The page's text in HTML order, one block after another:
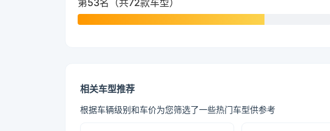
第53名（共72款车型）
相关车型推荐
根据车辆级别和车价为您筛选了一些热门车型供参考